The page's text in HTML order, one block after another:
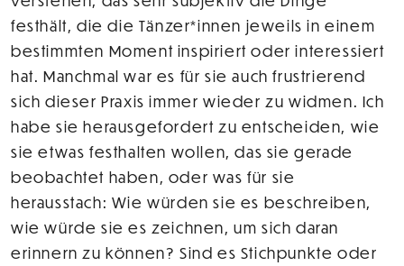
festhält, die die Tänzer*innen jeweils in einem
bestimmten Moment inspiriert oder interessiert
hat. Manchmal war es für sie auch frustrierend
sich dieser Praxis immer wieder zu widmen. Ich
habe sie herausgefordert zu entscheiden, wie
sie etwas festhalten wollen, das sie gerade
beobachtet haben, oder was für sie
herausstach: Wie würden sie es beschreiben,
wie würde sie es zeichnen, um sich daran
erinnern zu können? Sind es Stichpunkte oder